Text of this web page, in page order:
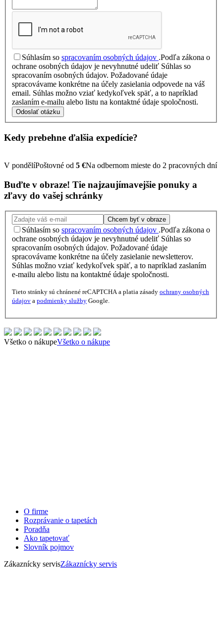
Súhlasím so spracovaním osobných údajov .Podľa zákona o
ochrane osobných údajov je nevyhnutné udeliť Súhlas so
spracovaním osobných údajov. Požadované údaje
spracovávame konkrétne na účely zasielania odpovede na váš
email. Súhlas možno vziať kedykoľvek späť, a to napríklad
zaslaním e-mailu alebo listu na kontaktné údaje spoločnosti.
Odoslať otázku
Kedy prebehne ďalšia expedície?
V pondělíPoštovné od 5 €Na odbernom mieste do 2 pracovných dní
Buďte v obraze! Tie najzaujímavejšie ponuky a
zľavy do vašej schránky
Chcem byť v obraze
Súhlasím so spracovaním osobných údajov .Podľa zákona o
ochrane osobných údajov je nevyhnutné udeliť Súhlas so
spracovaním osobných údajov. Požadované údaje
spracovávame konkrétne na účely zasielanie newsletterov.
Súhlas možno vziať kedykoľvek späť, a to napríklad zaslaním
e-mailu alebo listu na kontaktné údaje spoločnosti.
Tieto stránky sú chránené reCAPTCHA a platia zásady ochrany osobných
údajov a podmienky služby Google.
Všetko o nákupeVšetko o nákupe
O firme
Rozprávanie o tapetách
Poradňa
Ako tapetovať
Slovník pojmov
Zákaznícky servisZákaznícky servis